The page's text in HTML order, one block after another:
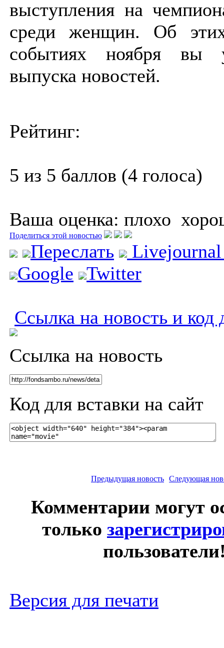
выступления на
среди женщин. Об
событиях ноября вы
выпуска новостей.
Рейтинг:
5 из 5 баллов (4 голоса)
Ваша оценка: плохо
Поделиться этой новостью
Переслать
Google
Twitter
Ссылка на новость и код
Ссылка на новость
Код для вставки на сайт
Предыдущая новость Следующая
Комментарии могут
только
Версия для печати